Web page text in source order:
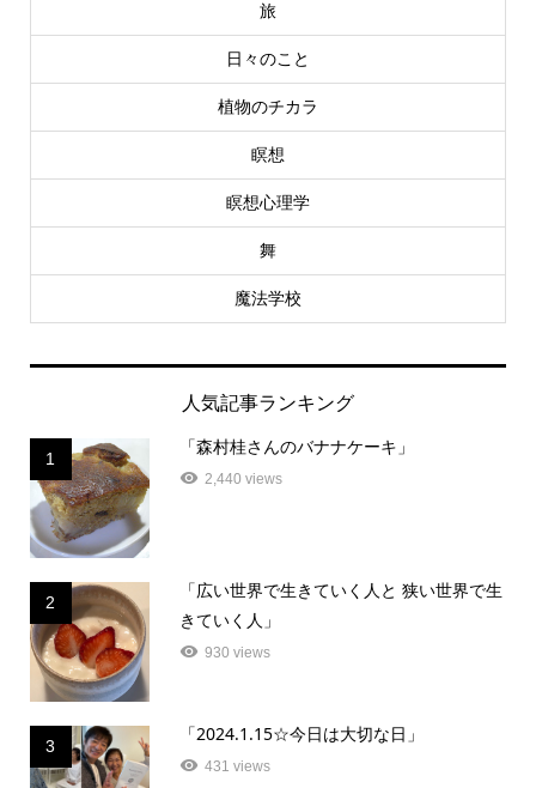
旅
日々のこと
植物のチカラ
瞑想
瞑想心理学
舞
魔法学校
人気記事ランキング
1
「森村桂さんのバナナケーキ」
2,440 views
2
「広い世界で生きていく人と 狭い世界で生
きていく人」
930 views
3
「2024.1.15☆今日は大切な日」
431 views